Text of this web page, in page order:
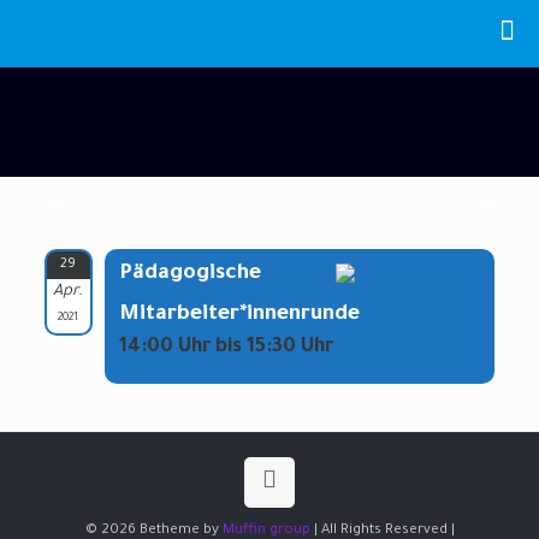
29
Apr.
2021
Pädagogische
Mitarbeiter*innenrunde
14:00 Uhr bis 15:30 Uhr
© 2026 Betheme by Muffin group | All Rights Reserved |